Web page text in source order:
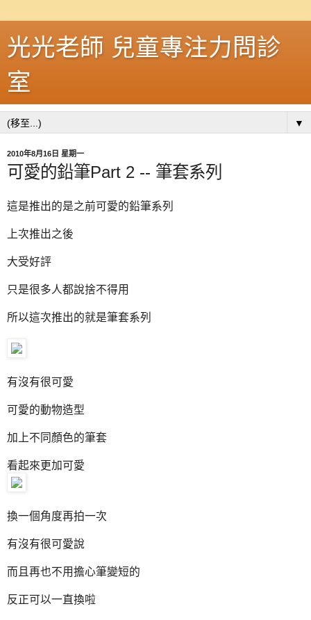
光光老師 兒童專注力問診
室
▼
2010年8月16日 星期一
可愛的鉛筆Part 2 -- 筆套系列
這是推出的是之前可愛的鉛筆系列
上次推出之後
大受好評
只是很多人都說捨不得用
所以這次推出的就是筆套系列
有沒有很可愛
可愛的動物造型
加上不同顏色的筆套
看起來更加可愛
換一個角度再拍一次
有沒有很可愛說
而且再也不用擔心筆變短的
反正可以一直換啦